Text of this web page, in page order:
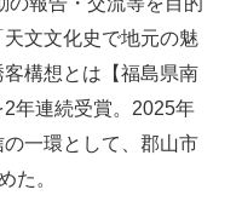
文文化史で地元の魅
構想とは【福島県南
年連続受賞。2025年
一環として、郡山市
た。